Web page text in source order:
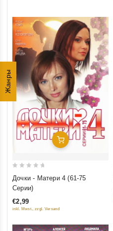
Жанры
Добавить В Корзину
out
5
Дочки - Матери 4 (61-75
Серии)
€2,99
inkl. Mwst., zzgl. Versand